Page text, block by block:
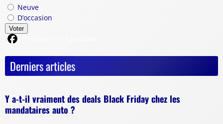
Neuve
D’occasion
Voter
Derniers articles
Y a-t-il vraiment des deals Black Friday chez les
mandataires auto ?